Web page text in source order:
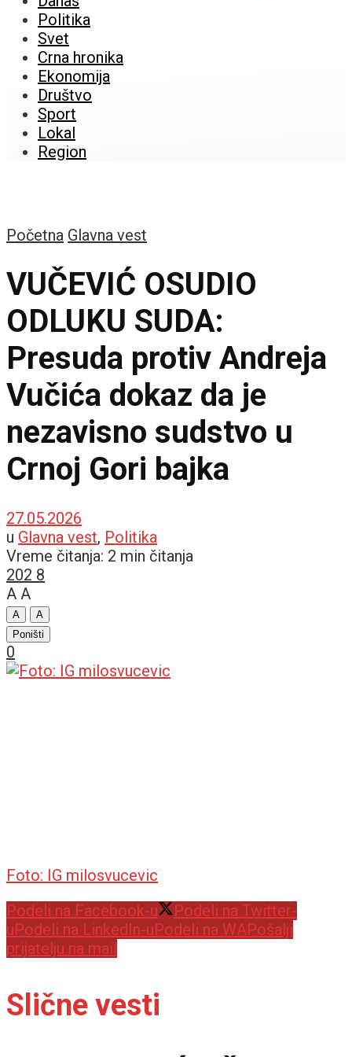
Politika
Svet
Crna hronika
Ekonomija
Društvo
Sport
Lokal
Region
Početna Glavna vest
VUČEVIĆ OSUDIO
ODLUKU SUDA:
Presuda protiv Andreja
Vučića dokaz da je
nezavisno sudstvo u
Crnoj Gori bajka
27.05.2026
u Glavna vest, Politika
Vreme čitanja: 2 min čitanja
202 8
A A
A
A
Poništi
0
Foto: IG milosvucevic
Podeli na Facebook-u
Podeli na Twitter-
uPodeli na LinkedIn-uPodeli na WAPošalji
prijatelju na mail
Slične vesti